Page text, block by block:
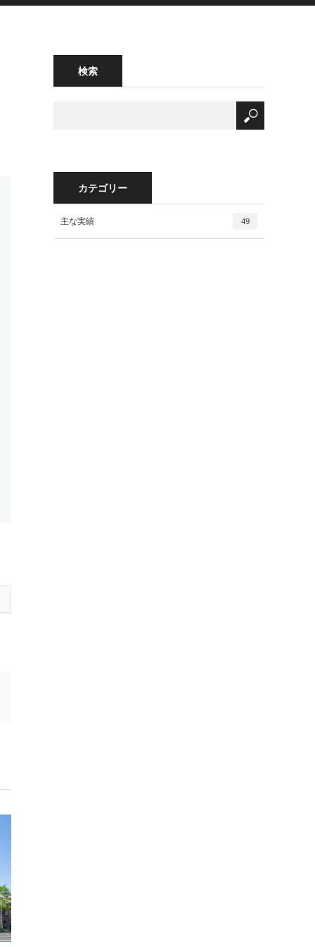
検索
カテゴリー
主な実績 49